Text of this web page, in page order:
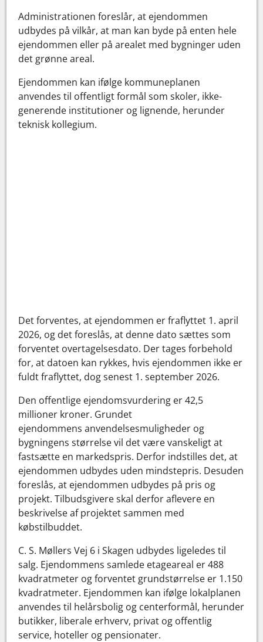
Administrationen foreslår, at ejendommen
udbydes på vilkår, at man kan byde på enten hele
ejendommen eller på arealet med bygninger uden
det grønne areal.
Ejendommen kan ifølge kommuneplanen
anvendes til offentligt formål som skoler, ikke-
generende institutioner og lignende, herunder
teknisk kollegium.
Det forventes, at ejendommen er fraflyttet 1. april
2026, og det foreslås, at denne dato sættes som
forventet overtagelsesdato. Der tages forbehold
for, at datoen kan rykkes, hvis ejendommen ikke er
fuldt fraflyttet, dog senest 1. september 2026.
Den offentlige ejendomsvurdering er 42,5
millioner kroner. Grundet
ejendommens anvendelsesmuligheder og
bygningens størrelse vil det være vanskeligt at
fastsætte en markedspris. Derfor indstilles det, at
ejendommen udbydes uden mindstepris. Desuden
foreslås, at ejendommen udbydes på pris og
projekt. Tilbudsgivere skal derfor aflevere en
beskrivelse af projektet sammen med
købstilbuddet.
C. S. Møllers Vej 6 i Skagen udbydes ligeledes til
salg. Ejendommens samlede etageareal er 488
kvadratmeter og forventet grundstørrelse er 1.150
kvadratmeter. Ejendommen kan ifølge lokalplanen
anvendes til helårsbolig og centerformål, herunder
butikker, liberale erhverv, privat og offentlig
service, hoteller og pensionater.